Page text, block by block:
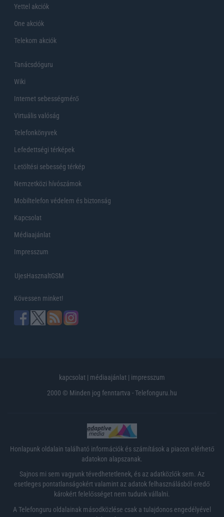
Yettel akciók
One akciók
Telekom akciók
Tanácsdóguru
Wiki
Internet sebességmérő
Virtuális valóság
Telefonkönyvek
Lefedettségi térképek
Letöltési sebesség térkép
Nemzetközi hívószámok
Mobiltelefon védelem és biztonság
Kapcsolat
Médiaajánlat
Impresszum
UjesHasznaltGSM
Kövessen minket!
kapcsolat | médiaajánlat | impresszum
2000 © Minden jog fenntartva - Telefonguru.hu
Honlapunk oldalain található információk és számítások a piacon elérhető
adatokon alapszanak.
Sajnos mi sem vagyunk tévedhetetlenek, és az adatközlők sem. Az
esetleges pontatlanságokért valamint az adatok felhasználásból eredő
károkért felelősséget nem tudunk vállalni.
A Telefonguru oldalainak másodközlése csak a tulajdonos engedélyével